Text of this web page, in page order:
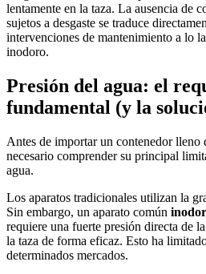
lentamente en la taza. La ausencia de
sujetos a desgaste se traduce
intervenciones de mantenimiento a lo
inodoro.
Presión del agua: el
fundamental (y la
Antes de importar un contenedor lleno
necesario comprender su principal
agua.
Los aparatos tradicionales utilizan la
Sin embargo, un aparato común
requiere una fuerte presión directa de
la taza de forma eficaz. Esto ha
determinados mercados.